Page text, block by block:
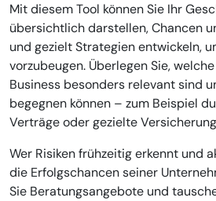
Mit diesem Tool können Sie Ihr
übersichtlich darstellen, Chancen
und gezielt Strategien entwickeln,
vorzubeugen. Überlegen Sie,
Business besonders relevant sind
begegnen können – zum Beispiel
Verträge oder gezielte
Wer Risiken frühzeitig erkennt und
die Erfolgschancen seiner
Sie Beratungsangebote und